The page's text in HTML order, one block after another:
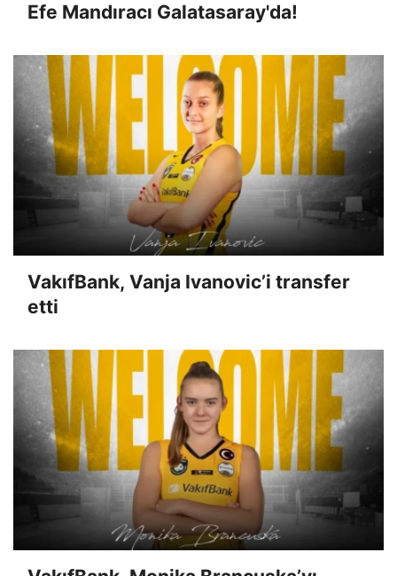
Efe Mandıracı Galatasaray'da!
VakıfBank, Vanja Ivanovic’i transfer
etti